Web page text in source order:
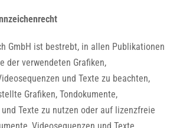
GmbH ist bestrebt, in allen Publikationen
der verwendeten Grafiken,
und Texte zu beachten,
Grafiken, Tondokumente,
Texte zu nutzen oder auf lizenzfreie